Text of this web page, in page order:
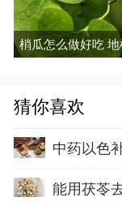
猜你喜欢
中药以色
能用茯苓